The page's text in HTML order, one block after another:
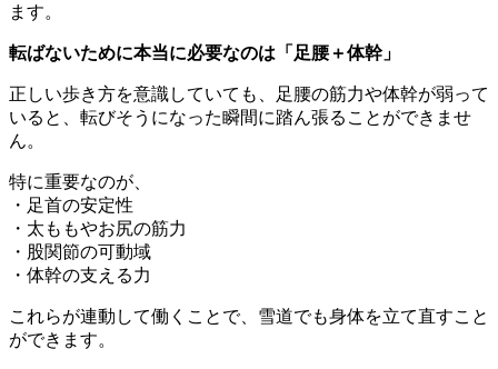
ます。
転ばないために本当に必要なのは「足腰＋体幹」
正しい歩き方を意識していても、足腰の筋力や体幹が弱って
いると、転びそうになった瞬間に踏ん張ることができませ
ん。
特に重要なのが、
・足首の安定性
・太ももやお尻の筋力
・股関節の可動域
・体幹の支える力
これらが連動して働くことで、雪道でも身体を立て直すこと
ができます。